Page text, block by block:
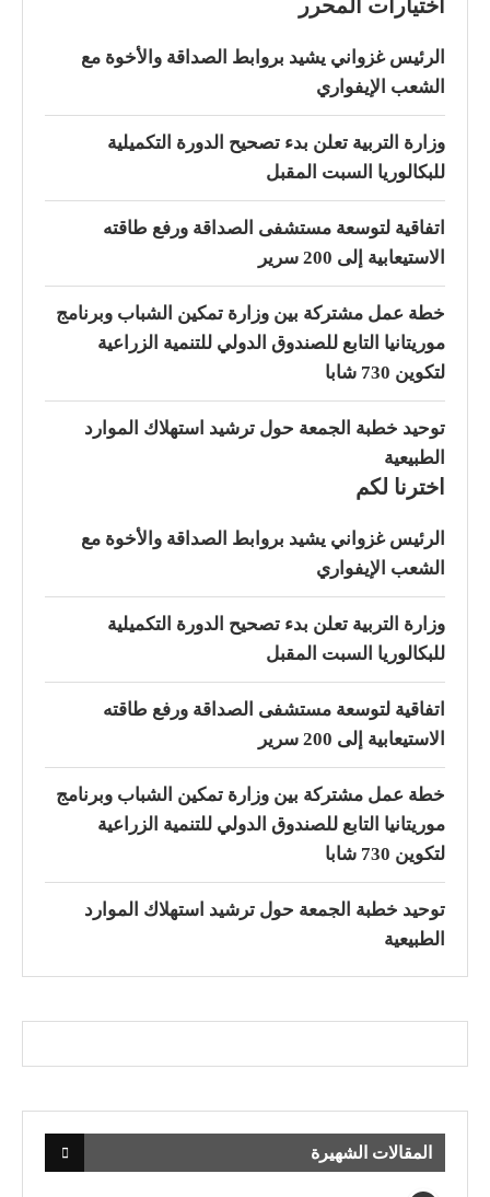
اختيارات المحرر
الرئيس غزواني يشيد بروابط الصداقة والأخوة مع
الشعب الإيفواري
وزارة التربية تعلن بدء تصحيح الدورة التكميلية
للبكالوريا السبت المقبل
اتفاقية لتوسعة مستشفى الصداقة ورفع طاقته
الاستيعابية إلى 200 سرير
خطة عمل مشتركة بين وزارة تمكين الشباب وبرنامج
موريتانيا التابع للصندوق الدولي للتنمية الزراعية
لتكوين 730 شابا
توحيد خطبة الجمعة حول ترشيد استهلاك الموارد
الطبيعية
اخترنا لكم
الرئيس غزواني يشيد بروابط الصداقة والأخوة مع
الشعب الإيفواري
وزارة التربية تعلن بدء تصحيح الدورة التكميلية
للبكالوريا السبت المقبل
اتفاقية لتوسعة مستشفى الصداقة ورفع طاقته
الاستيعابية إلى 200 سرير
خطة عمل مشتركة بين وزارة تمكين الشباب وبرنامج
موريتانيا التابع للصندوق الدولي للتنمية الزراعية
لتكوين 730 شابا
توحيد خطبة الجمعة حول ترشيد استهلاك الموارد
الطبيعية
المقالات الشهيرة